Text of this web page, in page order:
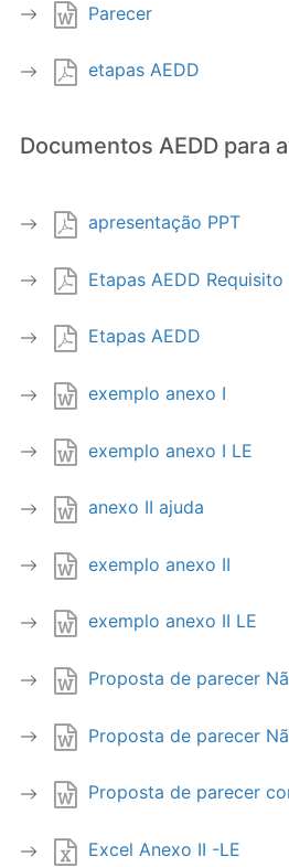
Parecer
etapas AEDD
Documentos AEDD para
apresentação PPT
Etapas AEDD
Etapas AEDD
exemplo anexo I
exemplo anexo I LE
anexo II ajuda
exemplo anexo II
exemplo anexo II LE
Proposta de parecer
Proposta de parecer
Proposta de parecer
Excel Anexo II -LE